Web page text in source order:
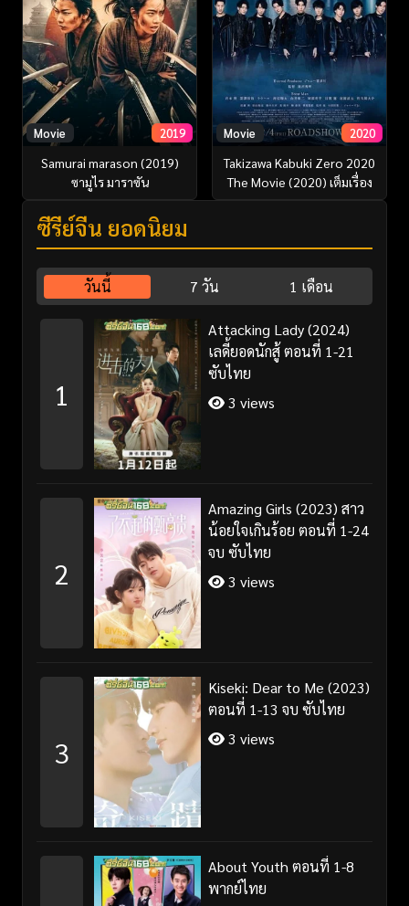
Movie 2019
Samurai marason (2019)
ซามูไร มาราซัน
Movie 2020
Takizawa Kabuki Zero 2020
The Movie (2020) เต็มเรื่อง
ซีรี่ย์จีน ยอดนิยม
วันนี้ 7 วัน 1 เดือน
1
Attacking Lady (2024)
เลดี้ยอดนักสู้ ตอนที่ 1-21
ซับไทย
3 views
2
Amazing Girls (2023) สาว
น้อยใจเกินร้อย ตอนที่ 1-24
จบ ซับไทย
3 views
3
Kiseki: Dear to Me (2023)
ตอนที่ 1-13 จบ ซับไทย
3 views
About Youth ตอนที่ 1-8
พากย์ไทย